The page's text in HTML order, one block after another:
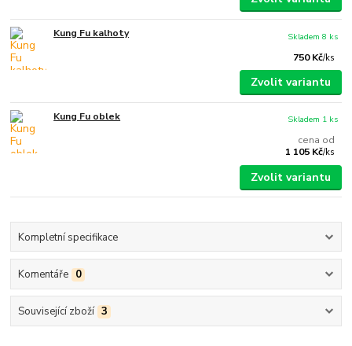
Kung Fu kalhoty
750 Kč/ks
Skladem 8 ks
Zvolit variantu
Kung Fu oblek
cena od
1 105 Kč/ks
Skladem 1 ks
Zvolit variantu
Kompletní specifikace
Komentáře 0
Související zboží 3